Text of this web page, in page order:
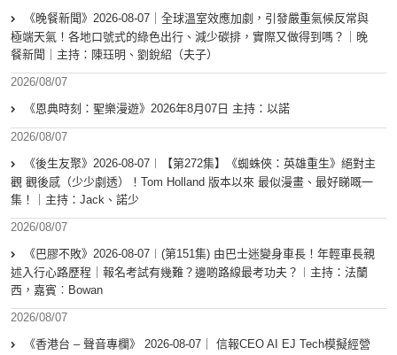
《晚餐新聞》2026-08-07｜全球溫室效應加劇，引發嚴重氣候反常與
極端天氣！各地口號式的綠色出行、減少碳排，實際又做得到嗎？｜晚
餐新聞｜主持：陳珏明、劉銳紹（夫子）
2026/08/07
《恩典時刻：聖樂漫遊》2026年8月07日 主持：以諾
2026/08/07
《後生友聚》2026-08-07︱【第272集】《蜘蛛俠：英雄重生》絕對主
觀 觀後感（少少劇透）！Tom Holland 版本以來 最似漫畫、最好睇嘅一
集！｜主持：Jack、諾少
2026/08/07
《巴膠不敗》2026-08-07︱(第151集) 由巴士迷變身車長！年輕車長親
述入行心路歷程｜報名考試有幾難？邊啲路線最考功夫？︱主持：法蘭
西，嘉賓︰Bowan
2026/08/07
《香港台 – 聲音專欄》 2026-08-07｜ 信報CEO AI EJ Tech模擬經營